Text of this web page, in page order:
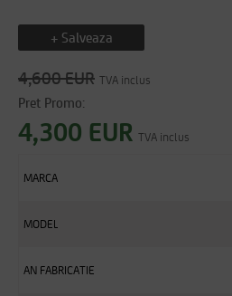
+ Salveaza
4,600 EUR TVA inclus
Pret Promo:
4,300 EUR TVA inclus
MARCA
MODEL
AN FABRICATIE